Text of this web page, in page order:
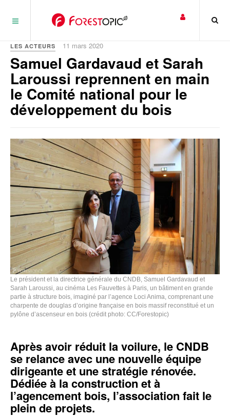
LES ACTEURS 11 mars 2020
Samuel Gardavaud et Sarah
Laroussi reprennent en main
le Comité national pour le
développement du bois
Le président et la directrice générale du CNDB, Samuel Gardavaud et
Sarah Laroussi, au cinéma Les Fauvettes à Paris, un bâtiment en grande
partie à structure bois, imaginé par l’agence Loci Anima, comprenant une
charpente de douglas d’origine française en bois massif reconstitué et un
pylône d’ascenseur en bois (crédit photo: CC/Forestopic)
Après avoir réduit la voilure, le CNDB
se relance avec une nouvelle équipe
dirigeante et une stratégie rénovée.
Dédiée à la construction et à
l’agencement bois, l’association fait le
plein de projets.